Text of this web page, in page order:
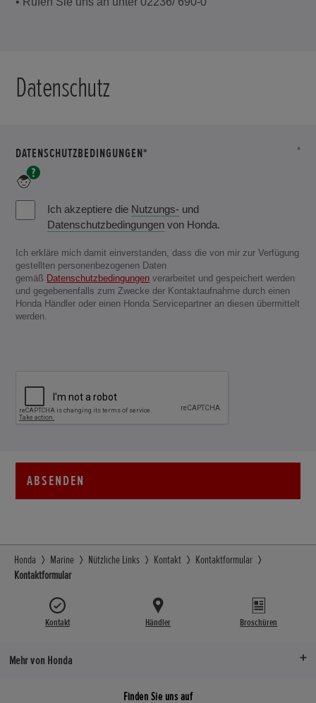
Datenschutz
DATENSCHUTZBEDINGUNGEN* *
die
Datenschutzbedingungen.
Ich akzeptiere die Nutzungs- und
Datenschutzbedingungen von Honda.
Ich erkläre mich damit einverstanden, dass die von mir zur Verfügung
gestellten personenbezogenen Daten
gemäß Datenschutzbedingungen verarbeitet und gespeichert werden
und gegebenenfalls zum Zwecke der Kontaktaufnahme durch einen
Honda Händler oder einen Honda Servicepartner an diesen übermittelt
werden.
ABSENDEN
Honda Marine Nützliche Links Kontakt
Kontaktformular
Kontaktformular
Kontakt Händler Broschüren
Mehr von Honda
Finden Sie uns auf